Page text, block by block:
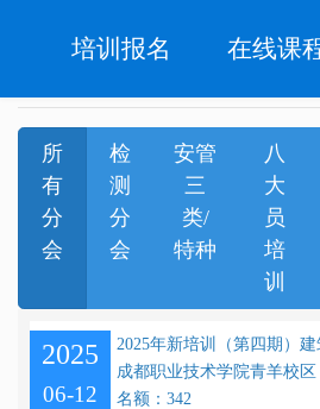
培训报名 在线课
所
有
分
会
检
测
分
会
安管
三
类/
特种
八
大
员
培
训
2025
06-12
2025年新培训（第四期）建
名额：342